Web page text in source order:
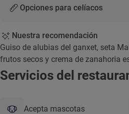
Opciones para celíacos
Nuestra recomendación
Guiso de alubias del ganxet, seta
frutos secos y crema de zanahoria
Servicios del
Acepta mascotas